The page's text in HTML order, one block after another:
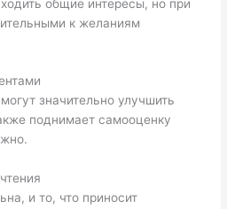
общие интересы, но при
к желаниям
значительно улучшить
поднимает самооценку
и то, что приносит